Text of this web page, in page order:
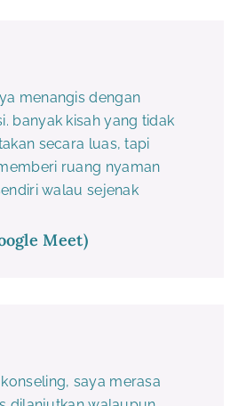
menangis dengan
banyak kisah yang tidak
secara luas, tapi
ruang nyaman
walau sejenak
Meet)
saya merasa